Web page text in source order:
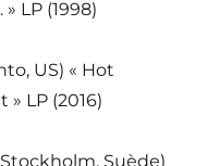
LP (1998)
US) « Hot
LP (2016)
Suède)